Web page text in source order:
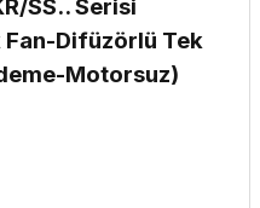
SS.. Serisi
Difüzörlü Tek
Motorsuz)